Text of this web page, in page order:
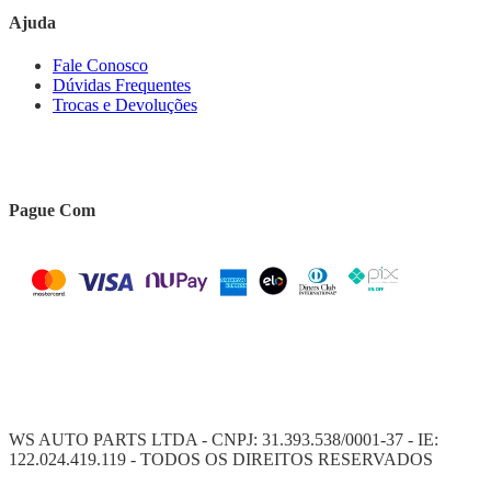
Ajuda
Fale Conosco
Dúvidas Frequentes
Trocas e Devoluções
Pague Com
WS AUTO PARTS LTDA - CNPJ: 31.393.538/0001-37 - IE:
122.024.419.119 - TODOS OS DIREITOS RESERVADOS